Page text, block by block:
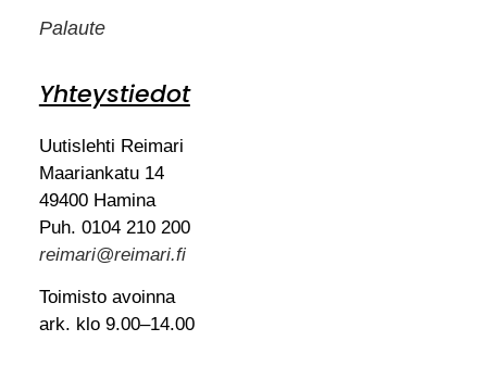
Palaute
Yhteystiedot
Uutislehti Reimari
Maariankatu 14
49400 Hamina
Puh. 0104 210 200
reimari@reimari.fi
Toimisto avoinna
ark. klo 9.00–14.00